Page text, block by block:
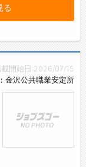
る
開始日:2026/07/15
金沢公共職業安定所